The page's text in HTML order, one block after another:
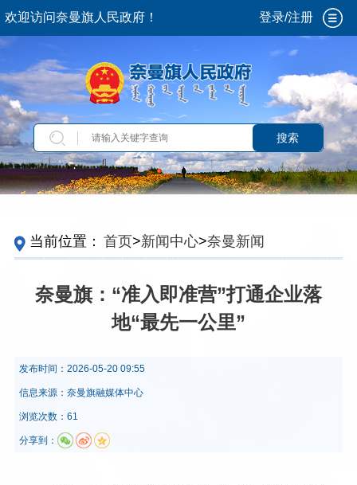
欢迎访问奈曼旗人民政府！ 登录/注册
搜索
当前位置： 首页>新闻中心>奈曼新闻
奈曼旗：“准入即准营”打通企业落
地“最先一公里”
发布时间： 2026-05-20 09:55
信息来源： 奈曼旗融媒体中心
浏览次数：61
分享到：